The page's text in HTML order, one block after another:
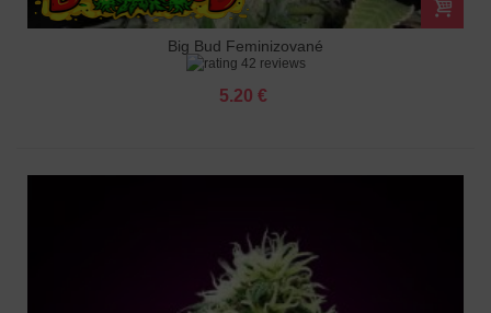
Big Bud Feminizované
42 reviews
5.20 €